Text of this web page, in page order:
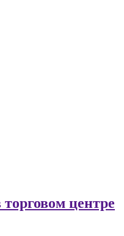
центре